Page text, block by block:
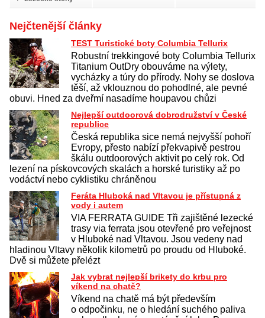
Nejčtenější články
TEST Turistické boty Columbia Tellurix
Robustní trekkingové boty Columbia Tellurix
Titanium OutDry obouváme na výlety,
vycházky a túry do přírody. Nohy se doslova
těší, až vklouznou do pohodlné, ale pevné
obuvi. Hned za dveřmí nasadíme houpavou chůzi
Nejlepší outdoorová dobrodružství v České
republice
Česká republika sice nemá nejvyšší pohoří
Evropy, přesto nabízí překvapivě pestrou
škálu outdoorových aktivit po celý rok. Od
lezení na pískovcových skalách a horské turistiky až po
vodáctví nebo cyklistiku chráněnou
Feráta Hluboká nad Vltavou je přístupná z
vody i autem
VIA FERRATA GUIDE Tři zajištěné lezecké
trasy via ferrata jsou otevřené pro veřejnost
v Hluboké nad Vltavou. Jsou vedeny nad
hladinou Vltavy několik kilometrů po proudu od Hluboké.
Dvě si můžete přelézt
Jak vybrat nejlepší brikety do krbu pro
víkend na chatě?
Víkend na chatě má být především
o odpočinku, ne o hledání suchého paliva